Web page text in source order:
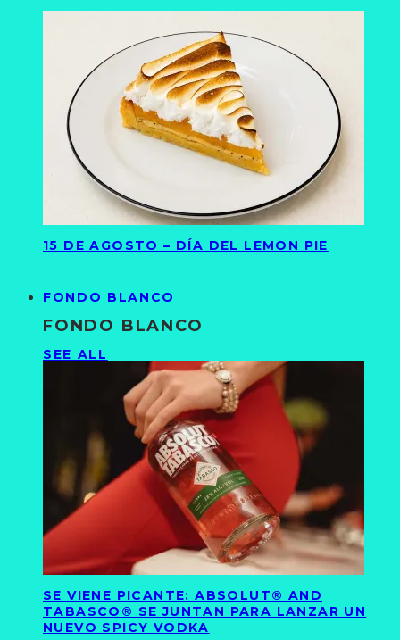
15 DE AGOSTO – DÍA DEL LEMON PIE
FONDO BLANCO
FONDO BLANCO
SEE ALL
SE VIENE PICANTE: ABSOLUT® AND
TABASCO® SE JUNTAN PARA LANZAR UN
NUEVO SPICY VODKA